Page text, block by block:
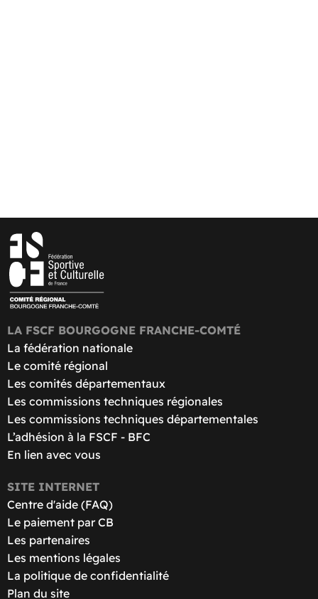
LA FSCF BOURGOGNE FRANCHE-COMTÉ
La fédération nationale
Le comité régional
Les comités départementaux
Les commissions techniques régionales
Les commissions techniques départementales
L’adhésion à la FSCF - BFC
En lien avec vous
SITE INTERNET
Centre d'aide (FAQ)
Le paiement par CB
Les partenaires
Les mentions légales
La politique de confidentialité
Plan du site